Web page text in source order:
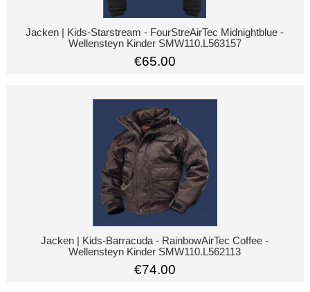
Jacken | Kids-Starstream - FourStreAirTec Midnightblue -
Wellensteyn Kinder SMW110.L563157
€65.00
Jacken | Kids-Barracuda - RainbowAirTec Coffee -
Wellensteyn Kinder SMW110.L562113
€74.00